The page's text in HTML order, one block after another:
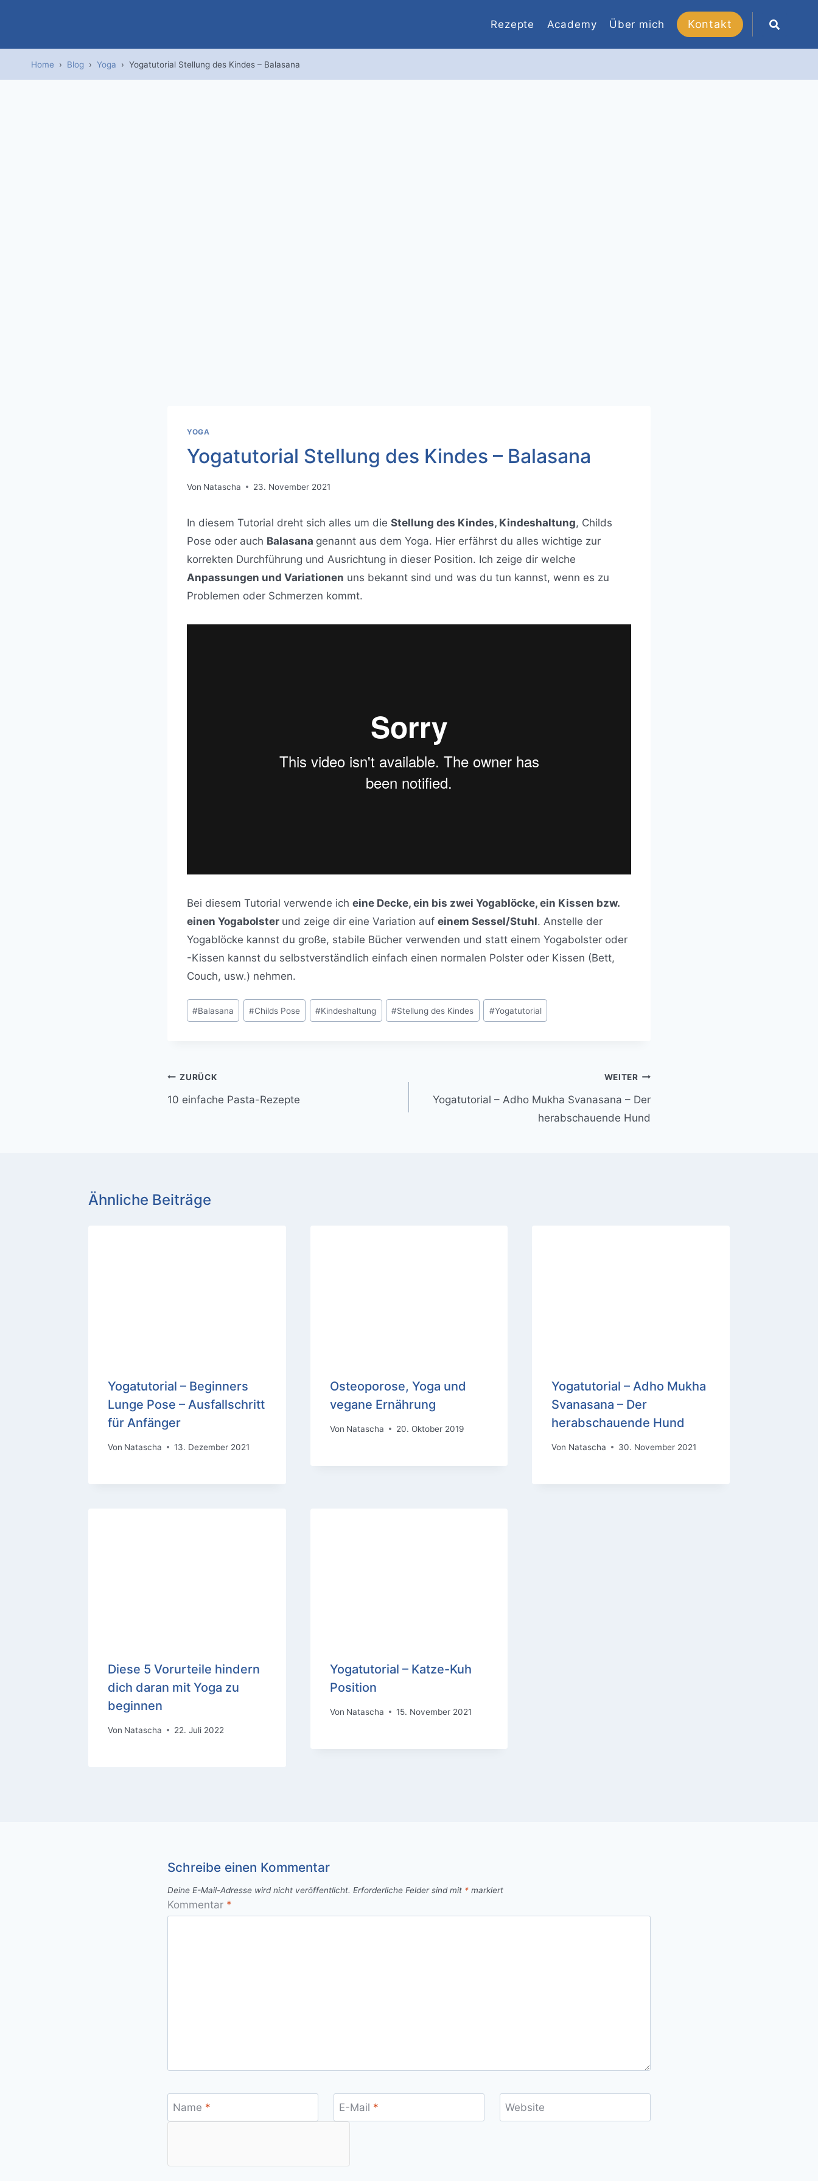
Rezepte Academy Über mich Kontakt
Home › Blog › Yoga › Yogatutorial Stellung des Kindes – Balasana
YOGA
Yogatutorial Stellung des Kindes – Balasana
Von Natascha 23. November 2021
In diesem Tutorial dreht sich alles um die Stellung des Kindes, Kindeshaltung, Childs
Pose oder auch Balasana genannt aus dem Yoga. Hier erfährst du alles wichtige zur
korrekten Durchführung und Ausrichtung in dieser Position. Ich zeige dir welche
Anpassungen und Variationen uns bekannt sind und was du tun kannst, wenn es zu
Problemen oder Schmerzen kommt.
Bei diesem Tutorial verwende ich eine Decke, ein bis zwei Yogablöcke, ein Kissen bzw.
einen Yogabolster und zeige dir eine Variation auf einem Sessel/Stuhl. Anstelle der
Yogablöcke kannst du große, stabile Bücher verwenden und statt einem Yogabolster oder
-Kissen kannst du selbstverständlich einfach einen normalen Polster oder Kissen (Bett,
Couch, usw.) nehmen.
Schlagworte:
#Balasana #Childs Pose #Kindeshaltung #Stellung des Kindes #Yogatutorial
Beitragsnavigation
ZURÜCK
10 einfache Pasta-Rezepte
WEITER
Yogatutorial – Adho Mukha Svanasana – Der
herabschauende Hund
Ähnliche Beiträge
Yogatutorial – Beginners
Lunge Pose – Ausfallschritt
für Anfänger
Von Natascha 13. Dezember 2021
Osteoporose, Yoga und
vegane Ernährung
Von Natascha 20. Oktober 2019
Yogatutorial – Adho Mukha
Svanasana – Der
herabschauende Hund
Von Natascha 30. November 2021
Diese 5 Vorurteile hindern
dich daran mit Yoga zu
beginnen
Von Natascha 22. Juli 2022
Yogatutorial – Katze-Kuh
Position
Von Natascha 15. November 2021
Schreibe einen Kommentar
Deine E-Mail-Adresse wird nicht veröffentlicht. Erforderliche Felder sind mit * markiert
Kommentar *
Name * E-Mail * Website